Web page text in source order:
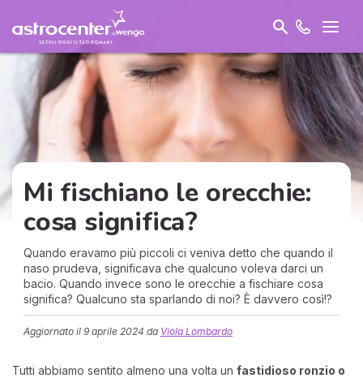
Mi fischiano le orecchie:
cosa significa?
Quando eravamo più piccoli ci veniva detto che quando il
naso prudeva, significava che qualcuno voleva darci un
bacio. Quando invece sono le orecchie a fischiare cosa
significa? Qualcuno sta sparlando di noi? È davvero così!?
Aggiornato il 9 aprile 2024 da Viola Lombardo
Tutti abbiamo sentito almeno una volta un fastidioso ronzio o